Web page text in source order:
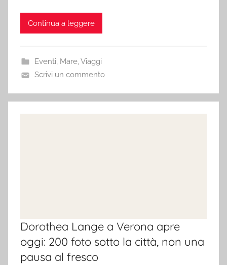
Continua a leggere
Eventi, Mare,Viaggi
Scrivi un commento
Dorothea Lange a Verona apre
oggi: 200 foto sotto la città, non una
pausa al fresco